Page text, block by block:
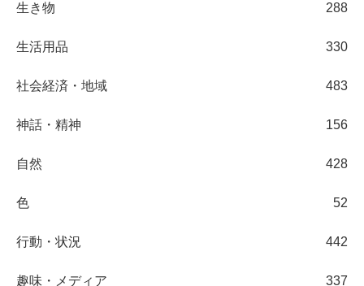
生き物 288
生活用品 330
社会経済・地域 483
神話・精神 156
自然 428
色 52
行動・状況 442
趣味・メディア 337